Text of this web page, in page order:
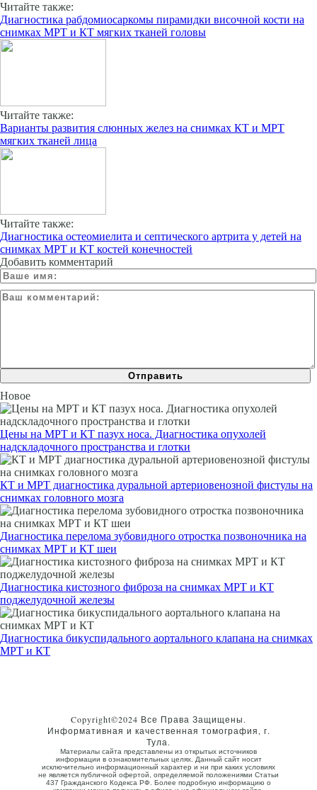
Читайте также:
Диагностика рабдомиосаркомы пирамидки височной кости на
снимках МРТ и КТ мягких тканей головы
Читайте также:
Варианты развития слюнных желез на снимках КТ и МРТ
мягких тканей лица
Читайте также:
Диагностика остеомиелита и септического артрита у детей на
снимках МРТ и КТ костей конечностей
Добавить комментарий
Новое
Цены на МРТ и КТ пазух носа. Диагностика опухолей
надскладочного пространства и глотки
КТ и МРТ диагностика дуральной артериовенозной фистулы на
снимках головного мозга
Диагностика перелома зубовидного отростка позвоночника на
снимках МРТ и КТ шеи
Диагностика кистозного фиброза на снимках МРТ и КТ
поджелудочной железы
Диагностика бикуспидального аортального клапана на снимках
МРТ и КТ
Copyright©2024 Все Права Защищены.
Информативная и качественная томография, г.
Тула.
Материалы сайта представлены из открытых источников
информации в ознакомительных целях. Данный сайт носит
исключительно информационный характер и ни при каких условиях
не является публичной офертой, определяемой положениями Статьи
437 Гражданского Кодекса РФ. Более подробную информацию о